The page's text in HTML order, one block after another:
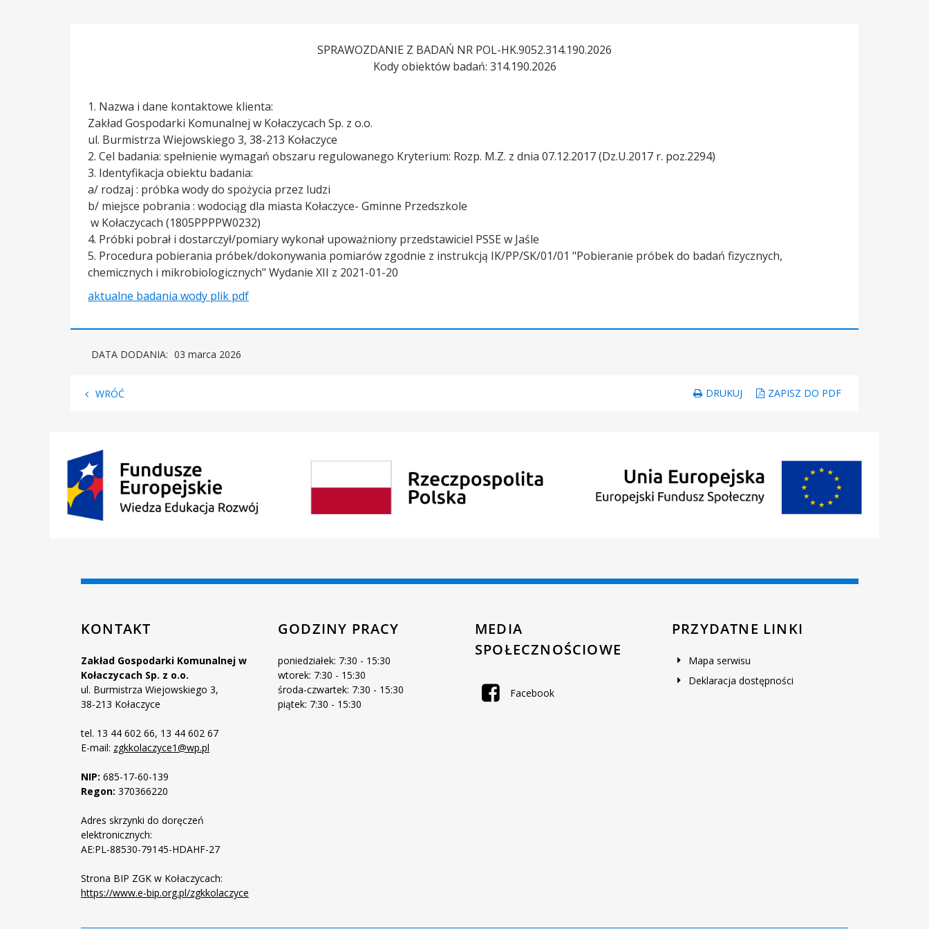
SPRAWOZDANIE Z BADAŃ NR POL-HK.9052.314.190.2026
Kody obiektów badań: 314.190.2026
1. Nazwa i dane kontaktowe klienta:
Zakład Gospodarki Komunalnej w Kołaczycach Sp. z o.o.
ul. Burmistrza Wiejowskiego 3, 38-213 Kołaczyce
2. Cel badania: spełnienie wymagań obszaru regulowanego Kryterium: Rozp. M.Z. z dnia 07.12.2017 (Dz.U.2017 r. poz.2294)
3. Identyfikacja obiektu badania:
a/ rodzaj : próbka wody do spożycia przez ludzi
b/ miejsce pobrania : wodociąg dla miasta Kołaczyce- Gminne Przedszkole
w Kołaczycach (1805PPPPW0232)
4. Próbki pobrał i dostarczył/pomiary wykonał upoważniony przedstawiciel PSSE w Jaśle
5. Procedura pobierania próbek/dokonywania pomiarów zgodnie z instrukcją IK/PP/SK/01/01 "Pobieranie próbek do badań fizycznych,
chemicznych i mikrobiologicznych" Wydanie XII z 2021-01-20
aktualne badania wody plik pdf
DATA DODANIA: 03 marca 2026
WRÓĆ DRUKUJ ZAPISZ DO PDF
KONTAKT
Zakład Gospodarki Komunalnej w
Kołaczycach Sp. z o.o.
ul. Burmistrza Wiejowskiego 3,
38-213 Kołaczyce
tel. 13 44 602 66, 13 44 602 67
E-mail: zgkkolaczyce1@wp.pl
NIP: 685-17-60-139
Regon: 370366220
Adres skrzynki do doręczeń
elektronicznych:
AE:PL-88530-79145-HDAHF-27
Strona BIP ZGK w Kołaczycach:
https://www.e-bip.org.pl/zgkkolaczyce
GODZINY PRACY
poniedziałek: 7:30 - 15:30
wtorek: 7:30 - 15:30
środa-czwartek: 7:30 - 15:30
piątek: 7:30 - 15:30
MEDIA
SPOŁECZNOŚCIOWE
Facebook
PRZYDATNE LINKI
Mapa serwisu
Deklaracja dostępności